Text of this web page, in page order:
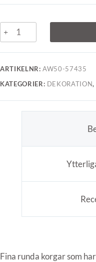
ARTIKELNR:AW50-57435
KATEGORIER: DEKORATION,
Fina runda korgar som